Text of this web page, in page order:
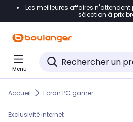
Accéder directement à la
Accéder directement au pied
Accéder directement au chatbot
Les meilleures affaires
sélection à prix
Menu
Accueil Ecran PC gamer
Exclusivité internet